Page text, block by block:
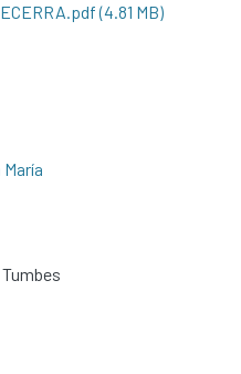
(4.81 MB)